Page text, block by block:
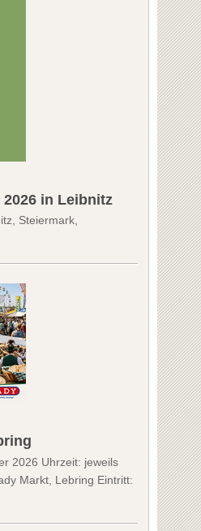
in Leibnitz
Steiermark,
2026 Uhrzeit: jeweils
Markt, Lebring Eintritt: